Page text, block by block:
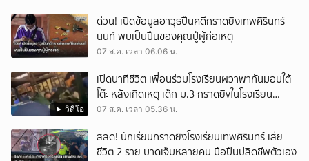
ด่วน! เปิดข้อมูลอาวุธปืนคดีกราดยิงเทพศิรินทร์
นนท์ พบเป็นปืนของคุณปู่ผู้ก่อเหตุ
07 ส.ค. เวลา 06.06 น.
วิดีโอ
เปิดนาทีชีวิต เพื่อนร่วมโรงเรียนผวาพากันมอบใต้
โต๊ะ หลังเกิดเหตุ เด็ก ม.3 กราดยิvในโรงเรียน
เทพศิรินทร์นนท์ แบบไม่เลือกหน้า เสียงปืนดังสนั่น
07 ส.ค. เวลา 05.36 น.
สลด! นักเรียนกราดยิงโรงเรียนเทพศิรินทร์ เสีย
ชีวิต 2 ราย บาดเจ็บหลายคน มือปืนปลิดชีพตัวเอง